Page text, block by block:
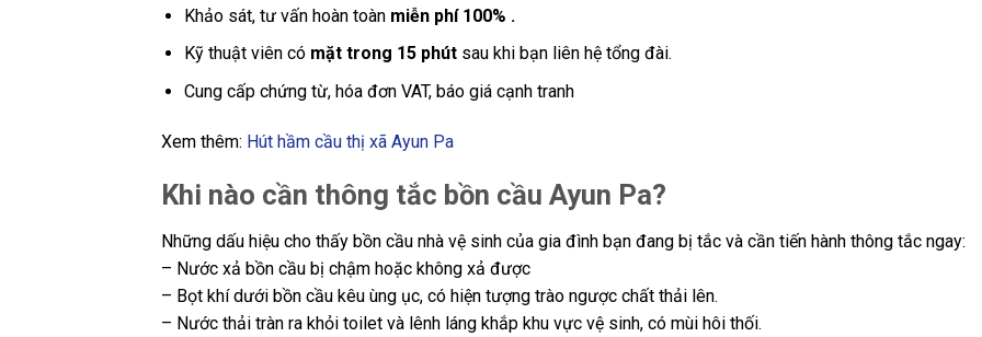
Khảo sát, tư vấn hoàn toàn miễn phí 100% .
Kỹ thuật viên có mặt trong 15 phútsau khi bạn liên hệ tổng đài.
Cung cấp chứng từ, hóa đơn VAT, báo giá cạnh tranh
Xem thêm: Hút hầm cầu thị xã Ayun Pa
Khi nào cần thông tắc bồn cầu Ayun Pa?
Những dấu hiệu cho thấy bồn cầu nhà vệ sinh của gia đình bạn đang bị tắc và cần tiến hành thông tắc ngay:
– Nước xả bồn cầu bị chậm hoặc không xả được
– Bọt khí dưới bồn cầu kêu ùng ục, có hiện tượng trào ngược chất thải lên.
– Nước thải tràn ra khỏi toilet và lênh láng khắp khu vực vệ sinh, có mùi hôi thối.